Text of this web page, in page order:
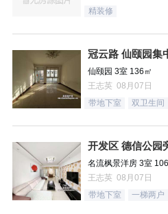
精装修
仙颐园 3室 136㎡
王志英 08月07日
带地下室 双卫生间
名流枫景洋房 3室
王志英 08月07日
带地下室 一梯两户